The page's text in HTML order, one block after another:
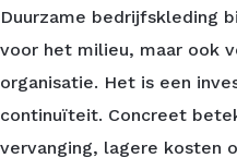
Duurzame bedrijfskleding
voor het milieu, maar ook
organisatie. Het is een
continuïteit. Concreet
vervanging, lagere kosten